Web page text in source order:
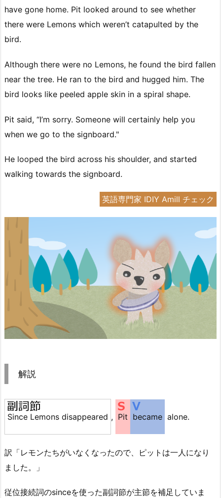
have gone home. Pit looked around to see whether
there were Lemons which weren’t catapulted by the
bird.
Although there were no Lemons, he found the bird fallen
near the tree. He ran to the bird and hugged him. The
bird looks like peeled apple skin in a spiral shape.
Pit said, “I’m sorry. Someone will certainly help you
when we go to the signboard."
He looped the bird across his shoulder, and started
walking towards the signboard.
英語専門家 IDIY Amill チェック
解説
Since Lemons disappeared , Pit became alone.
訳「レモンたちがいなくなったので、ピットは一人になり
ました。」
従位接続詞のsinceを使った副詞節が主節を補足していま